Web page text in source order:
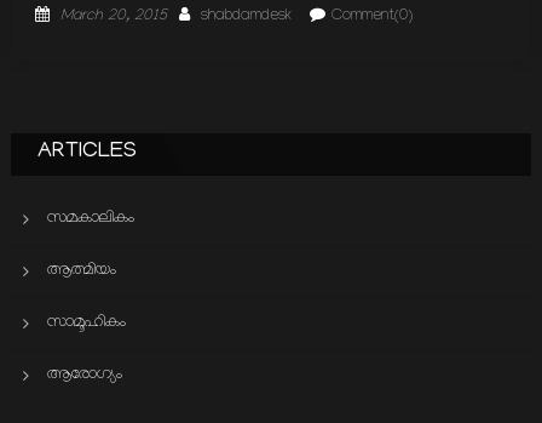
Posted
March 20, 2015 Author
shabdamdesk Comment(0)
ARTICLES
സമകാലികം
ആത്മിയം
സാമൂഹികം
ആരോഗ്യം